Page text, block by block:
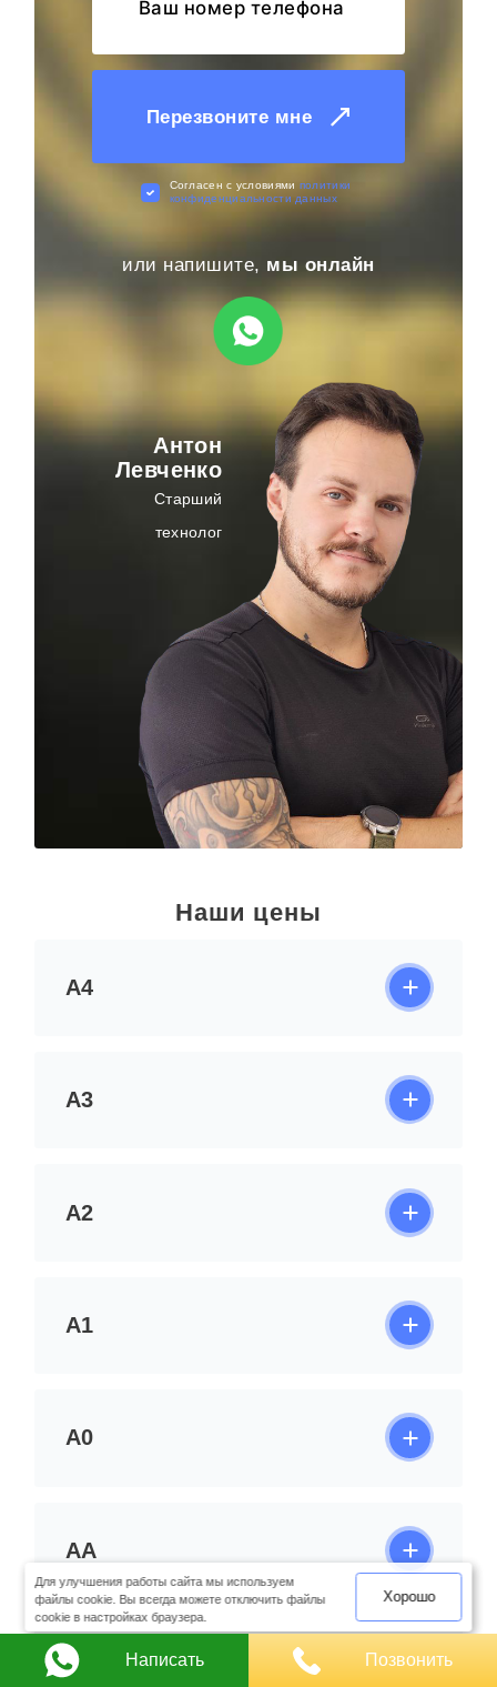
Антон
Левченко
Старший
технолог
Перезвоните мне
Cогласен с условиями политики
конфиденциальности данных
или напишите, мы онлайн
Наши цены
А4
А3
А2
А1
А0
АА
2АА
Для улучшения работы сайта мы используем
файлы cookie. Вы всегда можете отключить файлы
cookie в настройках браузера.
Хорошо
Написать Позвонить